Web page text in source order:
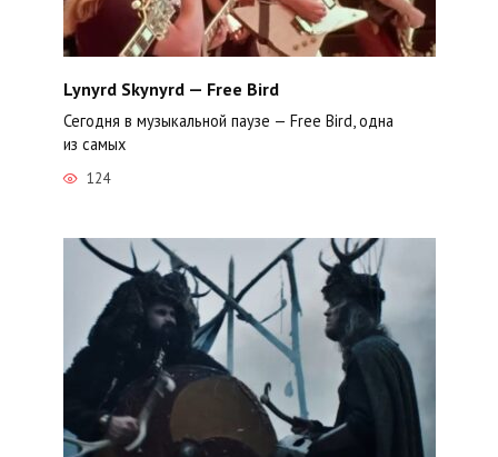
Lynyrd Skynyrd — Free Bird
Сегодня в музыкальной паузе — Free Bird, одна
из самых
124